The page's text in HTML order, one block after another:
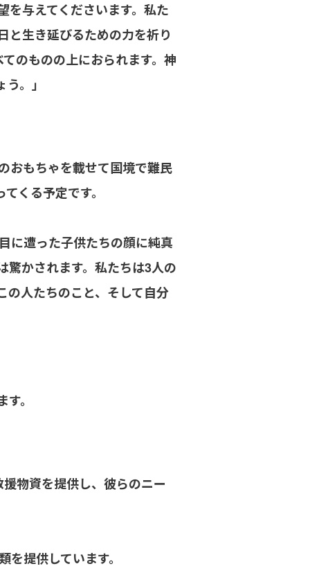
を与えてくださいます。私た
と生き延びるための力を祈り
のものの上におられます。神
。」
おもちゃを載せて国境で難民
くる予定です。
に遭った子供たちの顔に純真
驚かされます。私たちは3人の
の人たちのこと、そして自分
。
物資を提供し、彼らのニー
提供しています。